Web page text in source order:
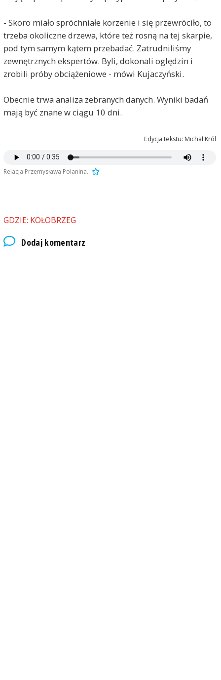
- Skoro miało spróchniałe korzenie i się przewróciło, to
trzeba okoliczne drzewa, które też rosną na tej skarpie,
pod tym samym kątem przebadać. Zatrudniliśmy
zewnętrznych ekspertów. Byli, dokonali oględzin i
zrobili próby obciążeniowe - mówi Kujaczyński.
Obecnie trwa analiza zebranych danych. Wyniki badań
mają być znane w ciągu 10 dni.
Edycja tekstu: Michał Król
Relacja Przemysława Polanina.
GDZIE: KOŁOBRZEG
Dodaj komentarz